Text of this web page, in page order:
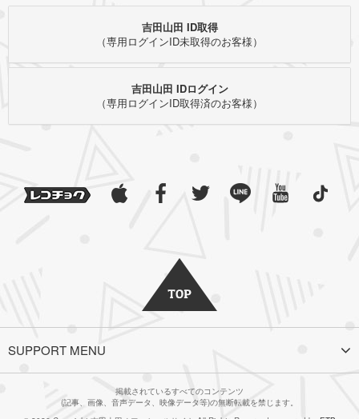
吉田山田 ID取得
（専用ログインID未取得のお客様）
吉田山田 IDログイン
（専用ログインID取得済のお客様）
SUPPORT MENU
掲載されているすべてのコンテンツ
(記事、画像、音声データ、映像データ等)の無断転載を禁じます。